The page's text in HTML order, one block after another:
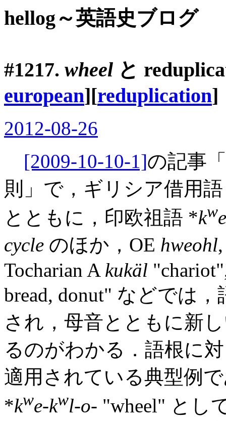
hellog～英語史ブログ
#1217. wheel と
european][reduplication]
2012-08-26
[2009-10-10-1]の記事
則」で，ギリシア借用
とともに，印欧祖語 *kw
cycle のほか，OE hweohl
Tocharian A kukäl
bread, donut" などでは
され，母音とともに新
るのがわかる．語根に
適用されている典型例
*kwe-kwl-o- "wheel" とし